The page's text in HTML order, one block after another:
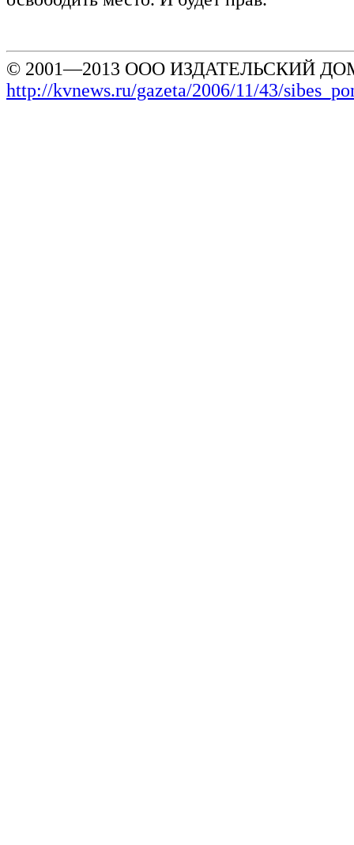
© 2001—2013 ООО ИЗДАТЕЛЬСКИЙ
http://kvnews.ru/gazeta/2006/11/43/